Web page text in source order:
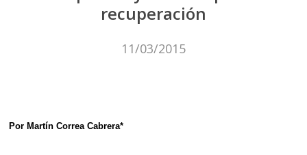
recuperación
11/03/2015
Por Martín Correa Cabrera*